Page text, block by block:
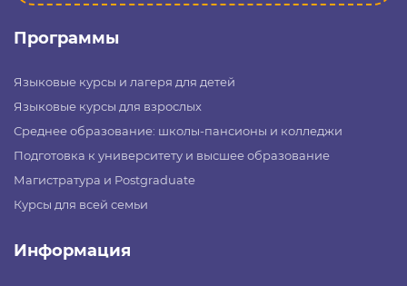
Программы
Языковые курсы и лагеря для детей
Языковые курсы для взрослых
Среднее образование: школы-пансионы и колледжи
Подготовка к университету и высшее образование
Магистратура и Postgraduate
Курсы для всей семьи
Информация